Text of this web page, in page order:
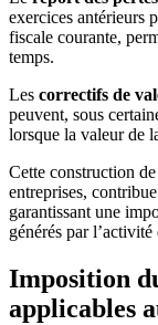
exercices antérieurs
fiscale courante,
temps.
Les correctifs de
peuvent, sous
lorsque la valeur de
Cette construction
entreprises,
garantissant une
générés par
Imposition
applicables